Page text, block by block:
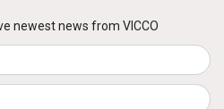
newest news from VICCO